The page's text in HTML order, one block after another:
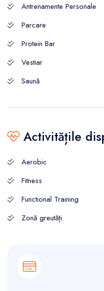
Antrenamente Personale
Parcare
Protein Bar
Vestiar
Saună
Activitățile
Aerobic
Fitness
Functional Training
Zonă greutăți